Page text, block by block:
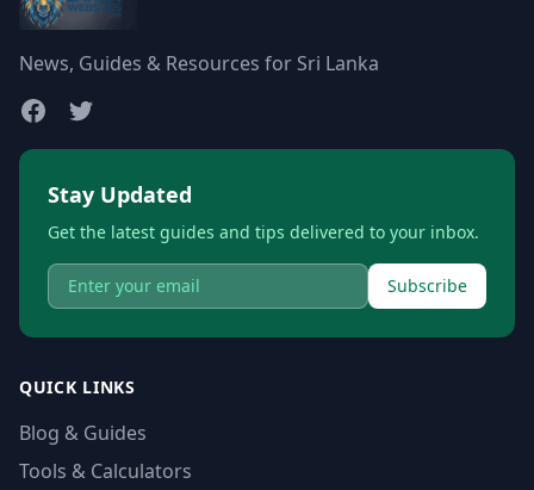
News, Guides & Resources for Sri Lanka
Stay Updated
Get the latest guides and tips delivered to your inbox.
Subscribe
QUICK LINKS
Blog & Guides
Tools & Calculators